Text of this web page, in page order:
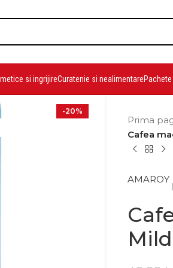
si ingrijireCuratenie si nealimentare
-20%
Prima
Cafea
AMAROY